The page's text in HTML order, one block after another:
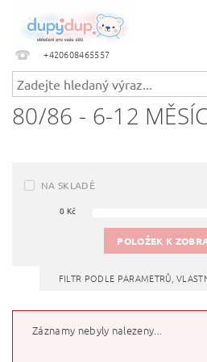
+420608465557
80/86 - 6-12
NA SKLADĚ
0 Kč
POLOŽEK K
FILTR PODLE PARAMETRŮ,
Záznamy nebyly nalezeny...